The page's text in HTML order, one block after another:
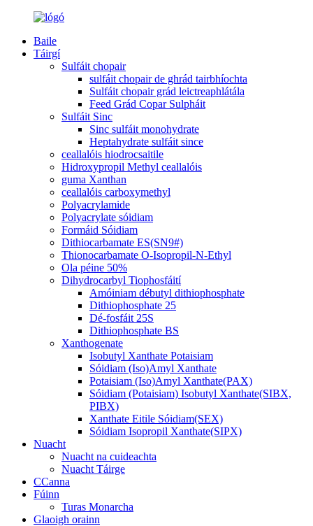
Baile
Táirgí
Sulfáit chopair
sulfáit chopair de ghrád tairbhíochta
Sulfáit chopair grád leictreaphlátála
Feed Grád Copar Sulpháit
Sulfáit Sinc
Sinc sulfáit monohydrate
Heptahydrate sulfáit since
ceallalóis hiodrocsaitile
Hidroxypropil Methyl ceallalóis
guma Xanthan
ceallalóis carboxymethyl
Polyacrylamide
Polyacrylate sóidiam
Formáid Sóidiam
Dithiocarbamate ES(SN9#)
Thionocarbamate O-Isopropil-N-Ethyl
Ola péine 50%
Dihydrocarbyl Tiophosfáití
Amóiniam débutyl dithiophosphate
Dithiophosphate 25
Dé-fosfáit 25S
Dithiophosphate BS
Xanthogenate
Isobutyl Xanthate Potaisiam
Sóidiam (Iso)Amyl Xanthate
Potaisiam (Iso)Amyl Xanthate(PAX)
Sóidiam (Potaisiam) Isobutyl Xanthate(SIBX,
PIBX)
Xanthate Eitile Sóidiam(SEX)
Sóidiam Isopropil Xanthate(SIPX)
Nuacht
Nuacht na cuideachta
Nuacht Táirge
CCanna
Fúinn
Turas Monarcha
Glaoigh orainn